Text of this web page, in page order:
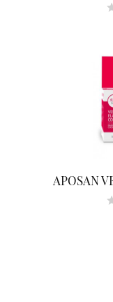
APOSAN